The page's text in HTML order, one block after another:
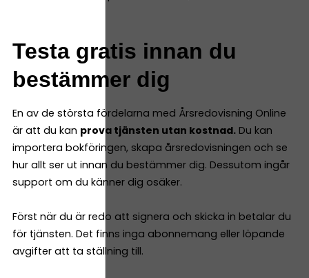
Testa gratis innan du
bestämmer dig
En av de största fördelarna med Årsredovisning Online
är att du kan prova tjänsten utan kostnad. Du kan
importera bokföringen, skapa årsredovisningen och se
hur allt ser ut innan du bestämmer dig. Dessutom ingår
support om du känner dig osäker.
Först när du är redo att signera och skicka in betalar du
för tjänsten. Det finns inga abonnemang eller löpande
avgifter att ta ställning till.